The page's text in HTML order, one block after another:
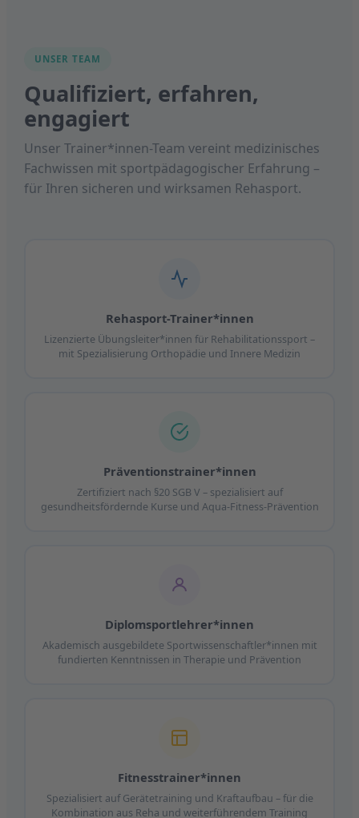
UNSER TEAM
Qualifiziert, erfahren,
engagiert
Unser Trainer*innen-Team vereint medizinisches
Fachwissen mit sportpädagogischer Erfahrung –
für Ihren sicheren und wirksamen Rehasport.
Rehasport-Trainer*innen
Lizenzierte Übungsleiter*innen für Rehabilitationssport –
mit Spezialisierung Orthopädie und Innere Medizin
Präventionstrainer*innen
Zertifiziert nach §20 SGB V – spezialisiert auf
gesundheitsfördernde Kurse und Aqua-Fitness-Prävention
Diplomsportlehrer*innen
Akademisch ausgebildete Sportwissenschaftler*innen mit
fundierten Kenntnissen in Therapie und Prävention
Fitnesstrainer*innen
Spezialisiert auf Gerätetraining und Kraftaufbau – für die
Kombination aus Reha und weiterführendem Training